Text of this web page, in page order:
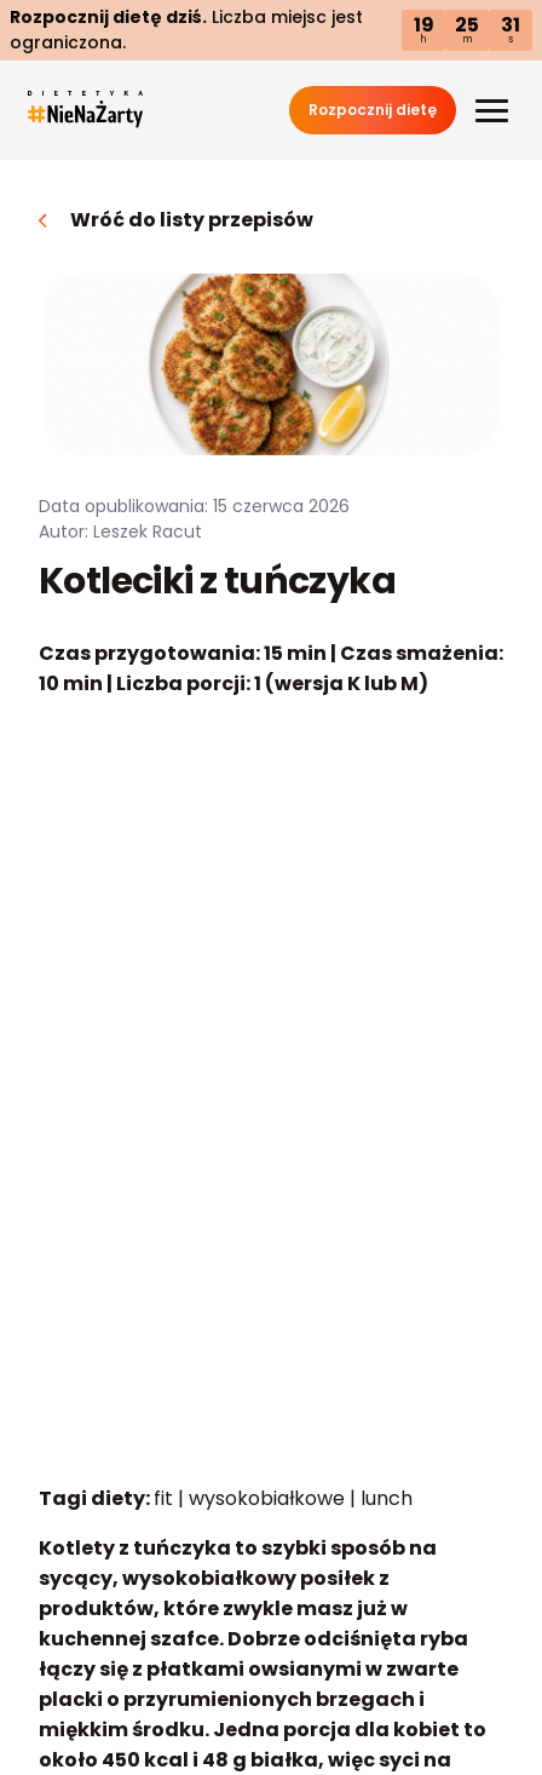
Rozpocznij dietę dziś. Liczba miejsc jest
ograniczona.
19
h
25
m
30
s
Rozpocznij dietę
Wróć do listy przepisów
Data opublikowania: 15 czerwca 2026
Autor: Leszek Racut
Kotleciki z tuńczyka
Czas przygotowania:15 min | Czas smażenia:
10 min | Liczba porcji:1 (wersja K lub M)
Tagi diety:fit | wysokobiałkowe | lunch
Kotlety z tuńczyka to szybki sposób na
sycący, wysokobiałkowy posiłek z
produktów, które zwykle masz już w
kuchennej szafce. Dobrze odciśnięta ryba
łączy się z płatkami owsianymi w zwarte
placki o przyrumienionych brzegach i
miękkim środku. Jedna porcja dla kobiet to
około 450 kcal i 48 g białka, więc syci na